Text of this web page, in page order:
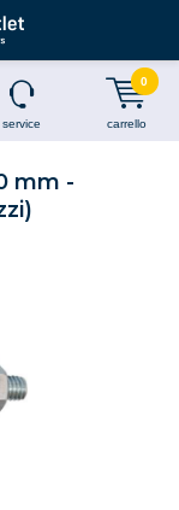
service carrello
0
mm -